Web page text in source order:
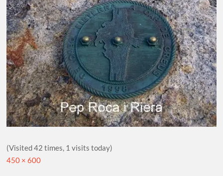
(Visited 42 times, 1 visits today)
Full
450 × 600